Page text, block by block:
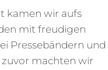
kamen wir aufs
mit freudigen
Pressebändern und
zuvor machten wir